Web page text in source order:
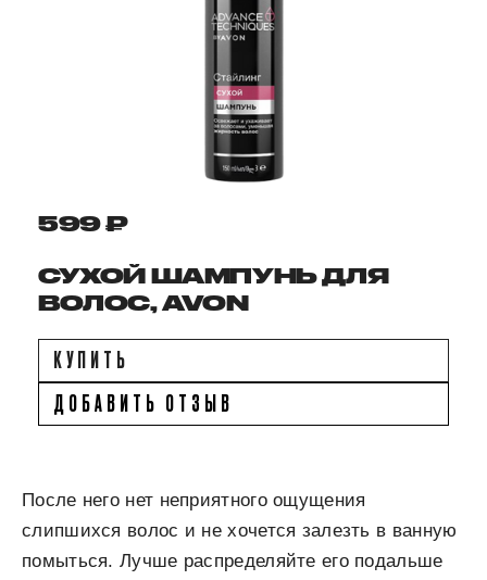
599 ₽
СУХОЙ ШАМПУНЬ ДЛЯ
ВОЛОС, AVON
КУПИТЬ
ДОБАВИТЬ ОТЗЫВ
После него нет неприятного ощущения
слипшихся волос и не хочется залезть в ванную
помыться. Лучше распределяйте его подальше